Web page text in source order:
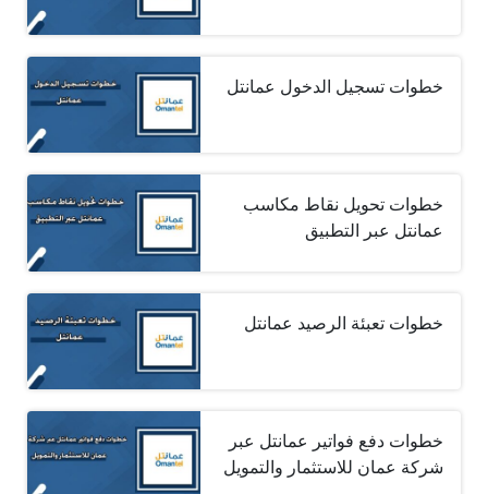
خطوات تسجيل الدخول عمانتل
خطوات تحويل نقاط مكاسب
عمانتل عبر التطبيق
خطوات تعبئة الرصيد عمانتل
خطوات دفع فواتير عمانتل عبر
شركة عمان للاستثمار والتمويل